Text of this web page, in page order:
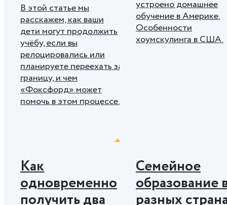
В этой статье мы
расскажем, как ваши
дети могут продолжить
учёбу, если вы
релоцировались или
планируете переехать за
границу, и чем
«Фоксфорд» может
помочь в этом процессе.
устроено домашнее
обучение в Америке.
Особенности
хоумскулинга в США.
Как
одновременно
получить два
Семейное
образование
разных